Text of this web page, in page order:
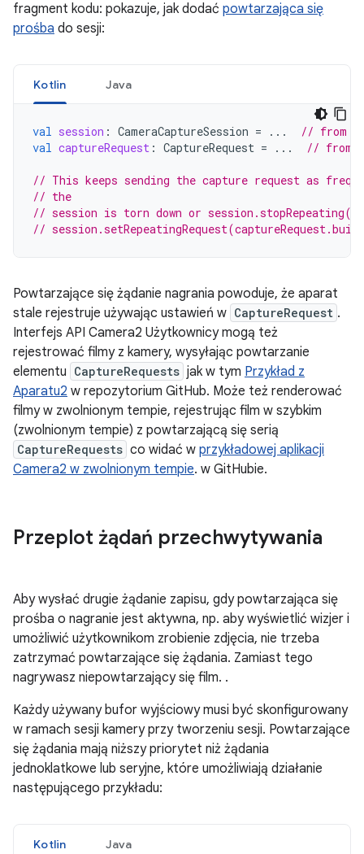
fragment kodu: pokazuje, jak dodać powtarzająca się
prośba do sesji:
Kotlin Java
val session : CameraCaptureSession = ...
// from
val captureRequest : CaptureRequest = ... // from
// This keeps sending the capture request as
// the
// session is torn down or
//
Powtarzające się żądanie nagrania powoduje, że aparat
stale rejestruje używając ustawień w CaptureRequest .
Interfejs API Camera2 Użytkownicy mogą też
rejestrować filmy z kamery, wysyłając powtarzanie
elementu CaptureRequests jak w tym Przykład z
Aparatu2 w repozytorium GitHub. Może też renderować
filmy w zwolnionym tempie, rejestrując film w szybkim
(zwolnionym tempie) z powtarzającą się serią
CaptureRequests co widać w przykładowej aplikacji
Camera2 w zwolnionym tempie. w GitHubie.
Przeplot żądań przechwytywania
Aby wysłać drugie żądanie zapisu, gdy powtarzająca się
prośba o nagranie jest aktywna, np. aby wyświetlić wizjer i
umożliwić użytkownikom zrobienie zdjęcia, nie trzeba
zatrzymać powtarzające się żądania. Zamiast tego
nagrywasz niepowtarzający się film. .
Każdy używany bufor wyjściowy musi być skonfigurowany
w ramach sesji kamery przy tworzeniu sesji. Powtarzające
się żądania mają niższy priorytet niż żądania
jednoklatkowe lub seryjne, które umożliwiają działanie
następującego przykładu:
Kotlin Java